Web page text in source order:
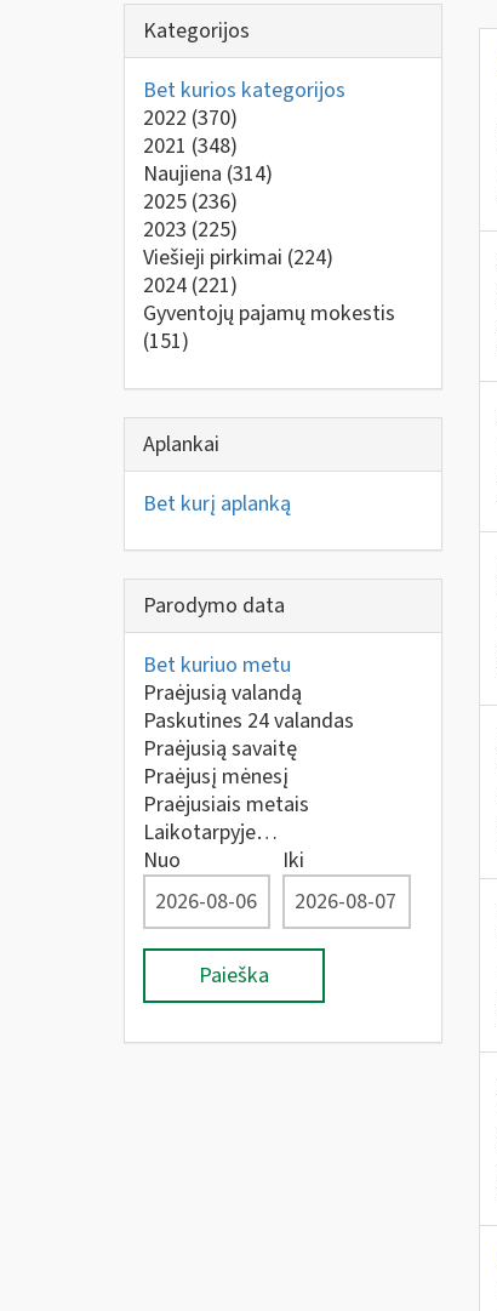
Kategorijos
Bet kurios kategorijos
2022 (370)
2021 (348)
Naujiena (314)
2025 (236)
2023 (225)
Viešieji pirkimai (224)
2024 (221)
Gyventojų pajamų mokestis
(151)
Aplankai
Bet kurį aplanką
Parodymo data
Bet kuriuo metu
Praėjusią valandą
Paskutines 24 valandas
Praėjusią savaitę
Praėjusį mėnesį
Praėjusiais metais
Laikotarpyje…
Nuo
Iki
Paieška